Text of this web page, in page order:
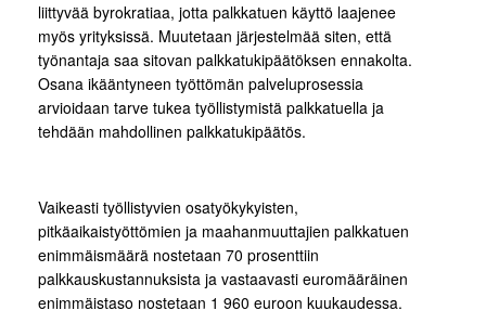
liittyvää byrokratiaa, jotta palkkatuen käyttö laajenee
myös yrityksissä. Muutetaan järjestelmää siten, että
työnantaja saa sitovan palkkatukipäätöksen ennakolta.
Osana ikääntyneen työttömän palveluprosessia
arvioidaan tarve tukea työllistymistä palkkatuella ja
tehdään mahdollinen palkkatukipäätös.
Vaikeasti työllistyvien osatyökykyisten,
pitkäaikaistyöttömien ja maahanmuuttajien palkkatuen
enimmäismäärä nostetaan 70 prosenttiin
palkkauskustannuksista ja vastaavasti euromääräinen
enimmäistaso nostetaan 1 960 euroon kuukaudessa.